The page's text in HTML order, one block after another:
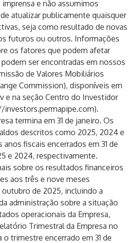
e não assumimos
atualizar publicamente quaisquer
seja como resultado de novas
futuros ou outros. Informações
os fatores que podem afetar
ser encontradas em nossos
de Valores Mobiliários
Commission), disponíveis em
e na seção Centro do Investidor
investors.permapipe.com).
termina em 31 de janeiro. Os
descritos como 2025, 2024 e
fiscais encerrados em 31 de
e 2024, respectivamente.
sobre os resultados financeiros
aos três e nove meses
outubro de 2025, incluindo a
administração sobre a situação
operacionais da Empresa,
Trimestral da Empresa no
o trimestre encerrado em 31 de